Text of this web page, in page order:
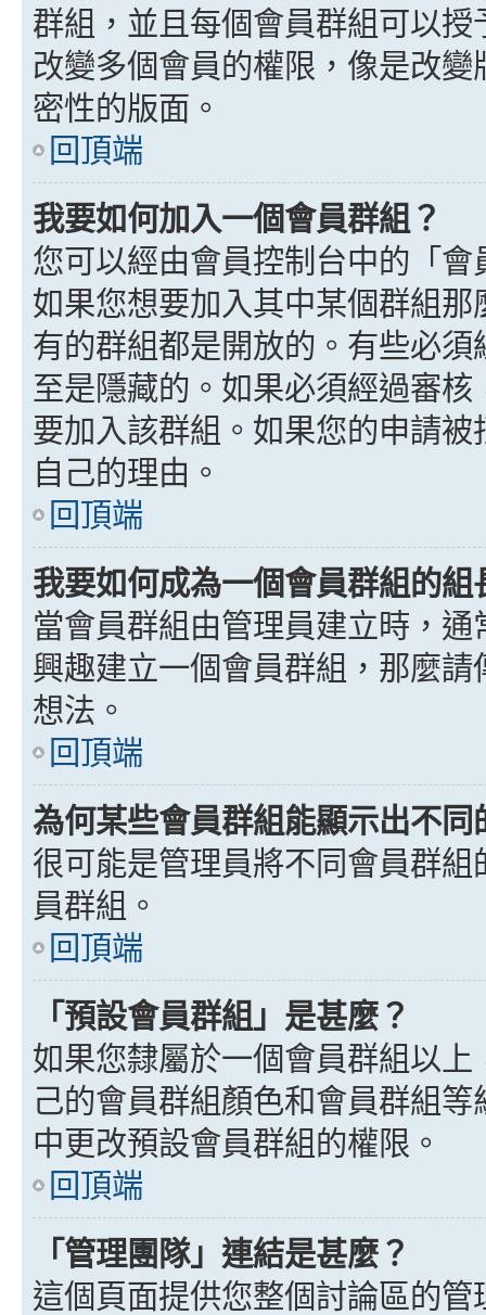
群組，並且每個會員群組可以
改變多個會員的權限，像是改
密性的版面。
回頂端
我要如何加入一個會員群組？
您可以經由會員控制台中的「
如果您想要加入其中某個群組
有的群組都是開放的。有些必
至是隱藏的。如果必須經過審
要加入該群組。如果您的申請
自己的理由。
回頂端
我要如何成為一個會員群組的組
當會員群組由管理員建立時，
興趣建立一個會員群組，那麼
想法。
回頂端
為何某些會員群組能顯示出不同
很可能是管理員將不同會員群
員群組。
回頂端
「預設會員群組」是甚麼？
如果您隸屬於一個會員群組以
己的會員群組顏色和會員群組
中更改預設會員群組的權限。
回頂端
「管理團隊」連結是甚麼？
這個頁面提供您整個討論區的